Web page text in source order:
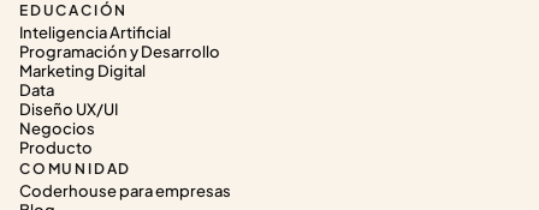
EDUCACIÓN
Inteligencia Artificial
Programación y Desarrollo
Marketing Digital
Data
Diseño UX/UI
Negocios
Producto
COMUNIDAD
Coderhouse para empresas